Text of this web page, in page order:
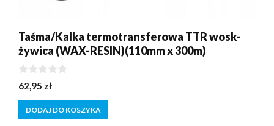
Taśma/Kalka termotransferowa TTR wosk-
żywica (WAX-RESIN)(110mm x 300m)
0
z
5
62,95 zł
DODAJ DO KOSZYKA